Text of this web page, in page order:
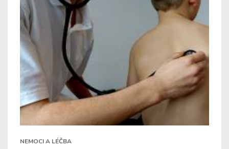
NEMOCI A LÉČBA